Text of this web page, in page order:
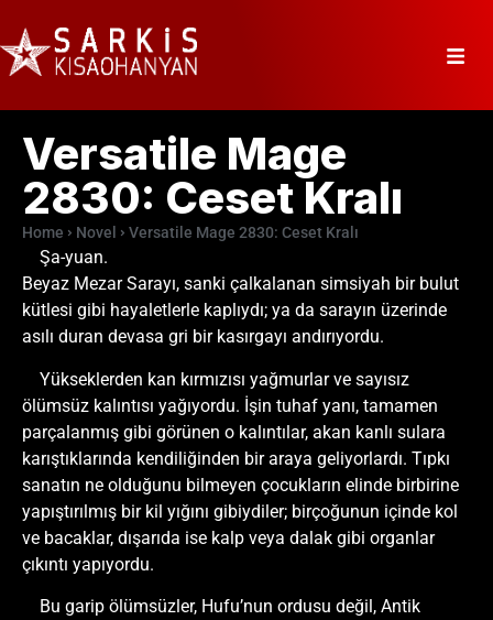
Versatile Mage
2830: Ceset Kralı
Home Novel Versatile Mage 2830: Ceset Kralı
Şa-yuan.
Beyaz Mezar Sarayı, sanki çalkalanan simsiyah bir bulut
kütlesi gibi hayaletlerle kaplıydı; ya da sarayın üzerinde
asılı duran devasa gri bir kasırgayı andırıyordu.
Yükseklerden kan kırmızısı yağmurlar ve sayısız
ölümsüz kalıntısı yağıyordu. İşin tuhaf yanı, tamamen
parçalanmış gibi görünen o kalıntılar, akan kanlı sulara
karıştıklarında kendiliğinden bir araya geliyorlardı. Tıpkı
sanatın ne olduğunu bilmeyen çocukların elinde birbirine
yapıştırılmış bir kil yığını gibiydiler; birçoğunun içinde kol
ve bacaklar, dışarıda ise kalp veya dalak gibi organlar
çıkıntı yapıyordu.
Bu garip ölümsüzler, Hufu’nun ordusu değil, Antik